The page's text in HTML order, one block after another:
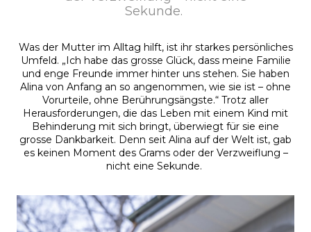
Sekunde.
Was der Mutter im Alltag hilft, ist ihr starkes persönliches
Umfeld. „Ich habe das grosse Glück, dass meine Familie
und enge Freunde immer hinter uns stehen. Sie haben
Alina von Anfang an so angenommen, wie sie ist – ohne
Vorurteile, ohne Berührungsängste.“ Trotz aller
Herausforderungen, die das Leben mit einem Kind mit
Behinderung mit sich bringt, überwiegt für sie eine
grosse Dankbarkeit. Denn seit Alina auf der Welt ist, gab
es keinen Moment des Grams oder der Verzweiflung –
nicht eine Sekunde.